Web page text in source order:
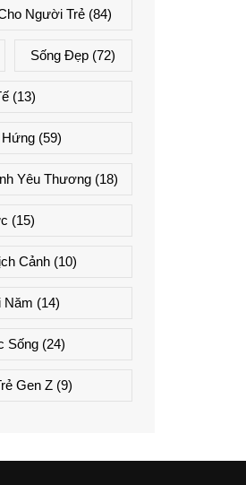
Người Trẻ(84)
Sống Đẹp (72)
(13)
Hứng (59)
Yêu Thương(18)
(15)
Cảnh(10)
Năm (14)
Sống (24)
Gen Z (9)